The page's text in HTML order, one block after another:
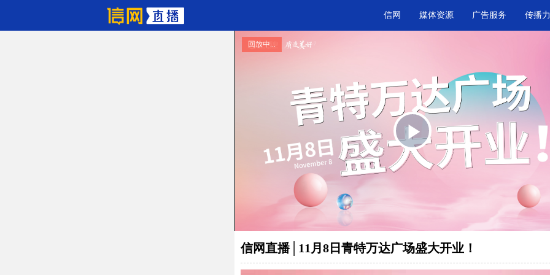
回放中...
信网 媒体资源 广告服务 传播力
Play
信网直播│11月8日青特万达广场盛大开业！